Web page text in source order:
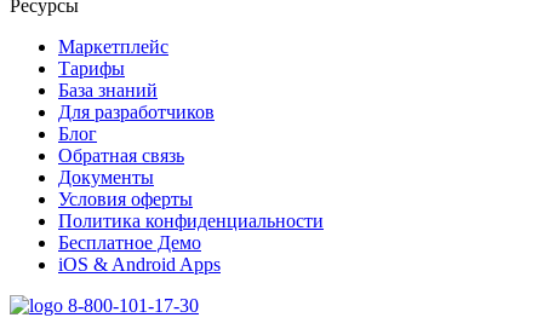
Ресурсы
Маркетплейс
Тарифы
База знаний
Для разработчиков
Блог
Обратная связь
Документы
Условия оферты
Политика конфиденциальности
Бесплатное Демо
iOS & Android Apps
8-800-101-17-30